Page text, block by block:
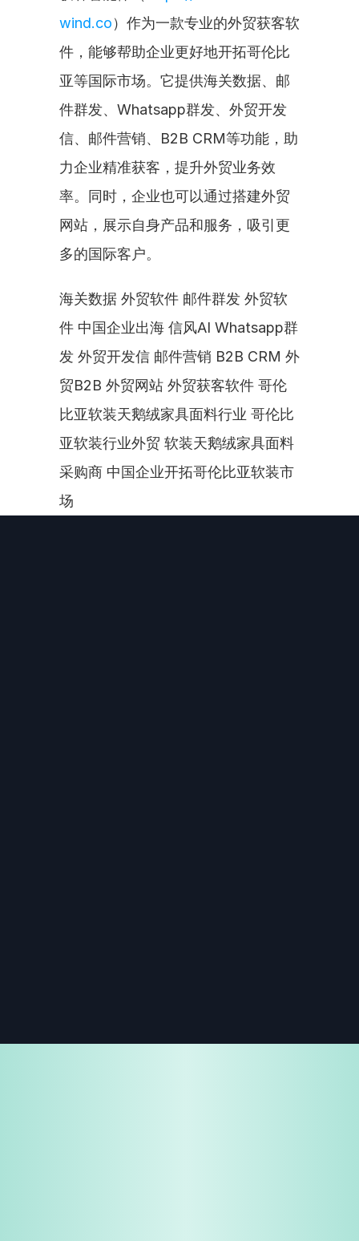
wind.co）作为一款专业的外贸获客软
件，能够帮助企业更好地开拓哥伦比
亚等国际市场。它提供海关数据、邮
件群发、Whatsapp群发、外贸开发
信、邮件营销、B2B CRM等功能，助
力企业精准获客，提升外贸业务效
率。同时，企业也可以通过搭建外贸
网站，展示自身产品和服务，吸引更
多的国际客户。
海关数据 外贸软件 邮件群发 外贸软
件 中国企业出海 信风AI Whatsapp群
发 外贸开发信 邮件营销 B2B CRM 外
贸B2B 外贸网站 外贸获客软件 哥伦
比亚软装天鹅绒家具面料行业 哥伦比
亚软装行业外贸 软装天鹅绒家具面料
采购商 中国企业开拓哥伦比亚软装市
场